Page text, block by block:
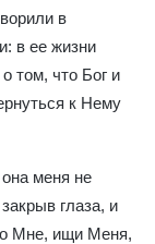
в
в ее жизни
том, что Бог и
к Нему
меня не
глаза, и
Мне, ищи Меня,